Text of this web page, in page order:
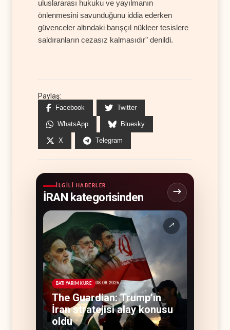
uluslararası hukuku ve yayılmanın
önlenmesini savunduğunu iddia ederken
güvenceler altındaki barışçıl nükleer tesislere
saldıranların cezasız kalmasıdır" denildi.
Paylaş:
Facebook Twitter
WhatsApp Bluesky
X Telegram
İLGILI HABERLER
İRAN kategorisinden
↗
BATI YARIM KÜRE 08.08.2026
The Guardian: Trump’ın
İran stratejisi alay konusu
oldu